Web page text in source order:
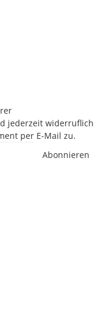
jederzeit widerruflich
per E-Mail zu.
Abonnieren